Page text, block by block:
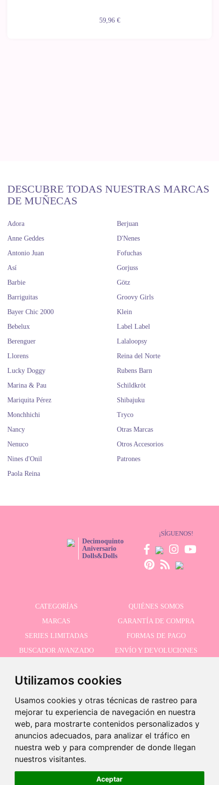
Utilizamos cookies
Usamos cookies y otras técnicas de rastreo para
mejorar tu experiencia de navegación en nuestra
web, para mostrarte contenidos personalizados y
anuncios adecuados, para analizar el tráfico en
nuestra web y para comprender de donde llegan
nuestros visitantes.
Aceptar
¡Últimas unidades!
60,95 € +
-
59,96 €
DESCUBRE TODAS NUESTRAS MARCAS
DE MUÑECAS
Adora
Anne Geddes
Antonio Juan
Así
Barbie
Barriguitas
Bayer Chic 2000
Bebelux
Berenguer
Berjuan
D'Nenes
Fofuchas
Gorjuss
Götz
Groovy Girls
Klein
Label Label
Lalaloopsy
Llorens
Lucky Doggy
Marina & Pau
Mariquita Pérez
Monchhichi
Nancy
Nenuco
Nines d'Onil
Paola Reina
Reina del Norte
Rubens Barn
Schildkröt
Shibajuku
Tryco
Otras Marcas
Otros Accesorios
Patrones
Decimoquinto
Aniversario
Dolls&Dolls
¡SÍGUENOS!
CATEGORÍAS
QUIÉNES SOMOS
MARCAS
GARANTÍA DE COMPRA
SERIES LIMITADAS
FORMAS DE PAGO
BUSCADOR AVANZADO
ENVÍO Y DEVOLUCIONES
RECIBE NUESTRAS ÚLTIMAS NOVEDADES
Acepto la política de privacidad